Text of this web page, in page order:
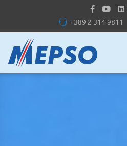
+389 2 314 9811